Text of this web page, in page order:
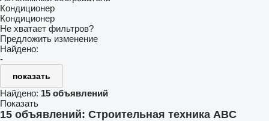
Кондиционер
Кондиционер
Не хватает фильтров?
Предложить изменение
Найдено:
-
показать
Найдено: 15 объявлений
Показать
15 объявлений: Строительная техника ABC